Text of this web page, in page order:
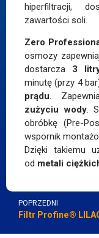
hiperfiltracji,
zawartości soli.
Zero
osmozy
dostarcza 3
minutę (przy 4
prądu.
zużyciu wody.
obróbkę (Pre-
wspornik
Dzięki takiemu
od metali
POPRZEDNI